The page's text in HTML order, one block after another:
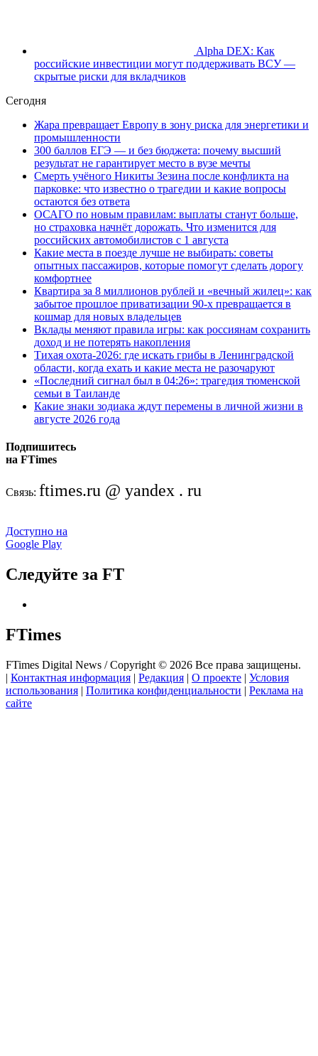
Alpha DEX: Как
российские инвестиции могут поддерживать ВСУ —
скрытые риски для вкладчиков
Сегодня
Жара превращает Европу в зону риска для энергетики и
промышленности
300 баллов ЕГЭ — и без бюджета: почему высший
результат не гарантирует место в вузе мечты
Смерть учёного Никиты Зезина после конфликта на
парковке: что известно о трагедии и какие вопросы
остаются без ответа
ОСАГО по новым правилам: выплаты станут больше,
но страховка начнёт дорожать. Что изменится для
российских автомобилистов с 1 августа
Какие места в поезде лучше не выбирать: советы
опытных пассажиров, которые помогут сделать дорогу
комфортнее
Квартира за 8 миллионов рублей и «вечный жилец»: как
забытое прошлое приватизации 90-х превращается в
кошмар для новых владельцев
Вклады меняют правила игры: как россиянам сохранить
доход и не потерять накопления
Тихая охота-2026: где искать грибы в Ленинградской
области, когда ехать и какие места не разочаруют
«Последний сигнал был в 04:26»: трагедия тюменской
семьи в Таиланде
Какие знаки зодиака ждут перемены в личной жизни в
августе 2026 года
Подпишитесь
на FTimes
Связь: ftimes.ru @ yandex . ru
Доступно на
Google Play
Следуйте за FT
FTimes
FTimes Digital News / Copyright © 2026 Все права защищены.
| Контактная информация | Редакция | О проекте | Условия
использования | Политика конфиденциальности | Реклама на
сайте